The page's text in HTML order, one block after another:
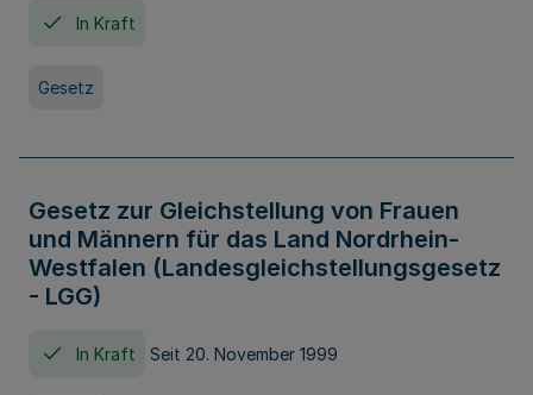
In Kraft
Gesetz
Gesetz zur Gleichstellung von Frauen
und Männern für das Land Nordrhein-
Westfalen (Landesgleichstellungsgesetz
- LGG)
In Kraft Seit 20. November 1999